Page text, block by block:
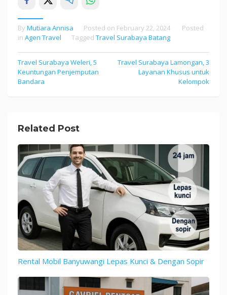
By Mutiara Annisa Posted on February 22, 2024
Posted
in Agen Travel Tagged Travel Surabaya Batang
Post
navigation
Travel Surabaya Weleri, 5
Keuntungan Penjemputan
Bandara
Travel Surabaya Lamongan, 3
Layanan Khusus untuk
Kelompok
Related Post
Rental Mobil Banyuwangi Lepas Kunci & Dengan Sopir